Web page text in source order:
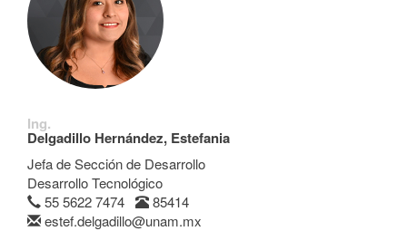
Ing.
Delgadillo Hernández, Estefania
Jefa de Sección de Desarrollo
Desarrollo Tecnológico
55 5622 7474
85414
estef.delgadillo@unam.mx